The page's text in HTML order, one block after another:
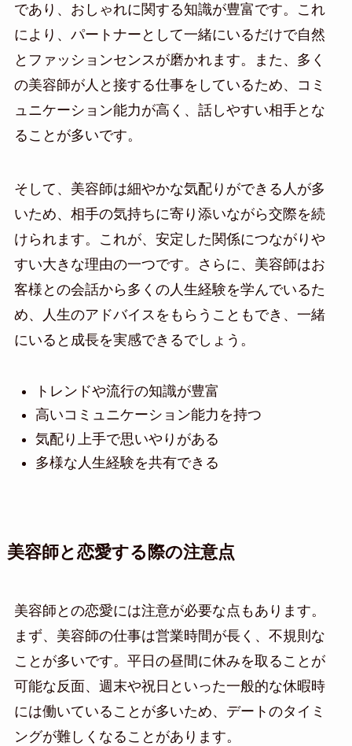
であり、おしゃれに関する知識が豊富です。これ
により、パートナーとして一緒にいるだけで自然
とファッションセンスが磨かれます。また、多く
の美容師が人と接する仕事をしているため、コミ
ュニケーション能力が高く、話しやすい相手とな
ることが多いです。
そして、美容師は細やかな気配りができる人が多
いため、相手の気持ちに寄り添いながら交際を続
けられます。これが、安定した関係につながりや
すい大きな理由の一つです。さらに、美容師はお
客様との会話から多くの人生経験を学んでいるた
め、人生のアドバイスをもらうこともでき、一緒
にいると成長を実感できるでしょう。
トレンドや流行の知識が豊富
高いコミュニケーション能力を持つ
気配り上手で思いやりがある
多様な人生経験を共有できる
美容師と恋愛する際の注意点
美容師との恋愛には注意が必要な点もあります。
まず、美容師の仕事は営業時間が長く、不規則な
ことが多いです。平日の昼間に休みを取ることが
可能な反面、週末や祝日といった一般的な休暇時
には働いていることが多いため、デートのタイミ
ングが難しくなることがあります。